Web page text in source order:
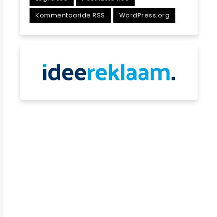
Kommentaaride RSS
WordPress.org